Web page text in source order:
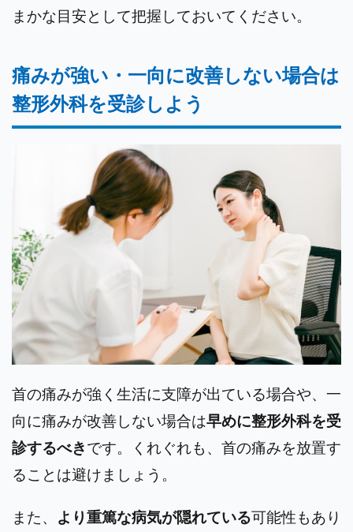
まかな目安として把握しておいてください。
痛みが強い・一向に改善しない場合は
整形外科を受診しよう
首の痛みが強く生活に支障が出ている場合や、一
向に痛みが改善しない場合は早めに整形外科を受
診するべきです。くれぐれも、 首の痛みを放置す
ることは避けましょう。
また、 より重篤な病気が隠れている可能性もあり